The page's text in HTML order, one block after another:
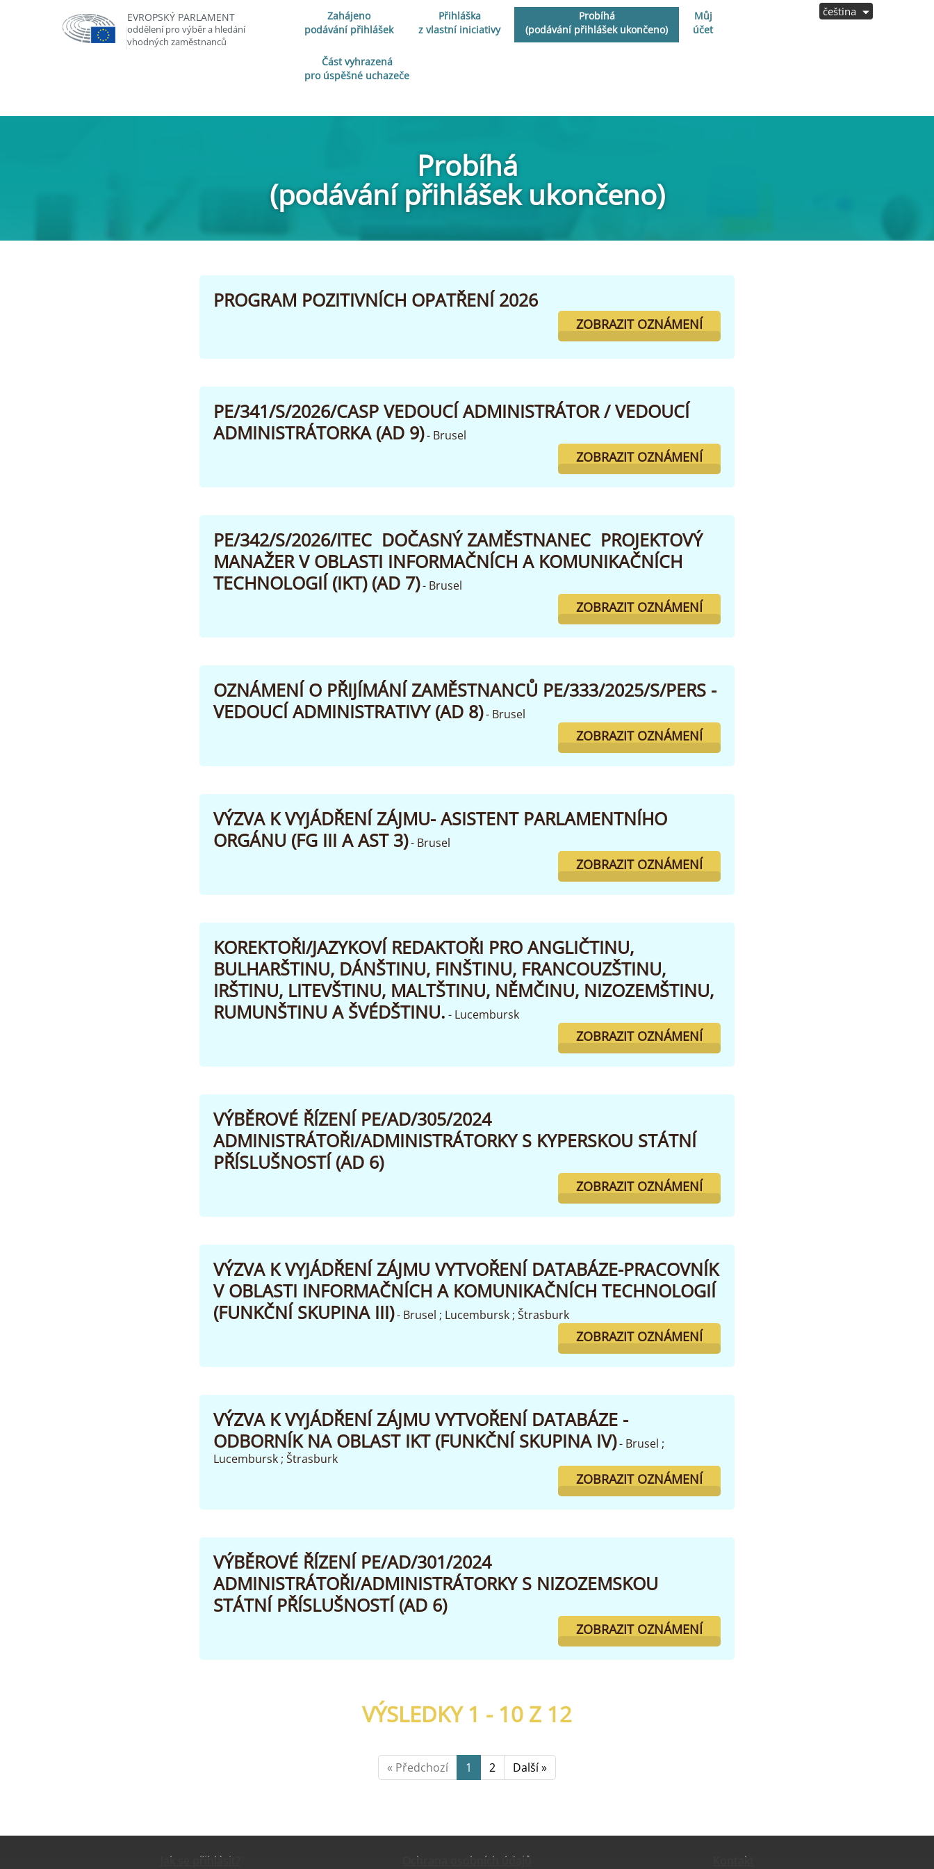
EVROPSKÝ PARLAMENT
oddělení pro výběr a hledání
vhodných zaměstnanců
Zahájeno
podávání přihlášek
Přihláška
z vlastní iniciativy
Probíhá
(podávání přihlášek ukončeno)
Můj
účet
Část vyhrazená
pro úspěšné uchazeče
čeština
Probíhá
(podávání přihlášek ukončeno)
PROGRAM POZITIVNÍCH OPATŘENÍ 2026
ZOBRAZIT OZNÁMENÍ
PE/341/S/2026/CASP VEDOUCÍ ADMINISTRÁTOR / VEDOUCÍ
ADMINISTRÁTORKA (AD 9)- Brusel
ZOBRAZIT OZNÁMENÍ
PE/342/S/2026/ITEC DOČASNÝ ZAMĚSTNANEC PROJEKTOVÝ
MANAŽER V OBLASTI INFORMAČNÍCH A KOMUNIKAČNÍCH
TECHNOLOGIÍ (IKT) (AD 7)- Brusel
ZOBRAZIT OZNÁMENÍ
OZNÁMENÍ O PŘIJÍMÁNÍ ZAMĚSTNANCŮ PE/333/2025/S/PERS -
VEDOUCÍ ADMINISTRATIVY (AD 8)- Brusel
ZOBRAZIT OZNÁMENÍ
VÝZVA K VYJÁDŘENÍ ZÁJMU- ASISTENT PARLAMENTNÍHO
ORGÁNU (FG III A AST 3)- Brusel
ZOBRAZIT OZNÁMENÍ
KOREKTOŘI/JAZYKOVÍ REDAKTOŘI PRO ANGLIČTINU,
BULHARŠTINU, DÁNŠTINU, FINŠTINU, FRANCOUZŠTINU,
IRŠTINU, LITEVŠTINU, MALTŠTINU, NĚMČINU, NIZOZEMŠTINU,
RUMUNŠTINU A ŠVÉDŠTINU. - Lucembursk
ZOBRAZIT OZNÁMENÍ
VÝBĚROVÉ ŘÍZENÍ PE/AD/305/2024
ADMINISTRÁTOŘI/ADMINISTRÁTORKY S KYPERSKOU STÁTNÍ
PŘÍSLUŠNOSTÍ (AD 6)
ZOBRAZIT OZNÁMENÍ
VÝZVA K VYJÁDŘENÍ ZÁJMU VYTVOŘENÍ DATABÁZE-PRACOVNÍK
V OBLASTI INFORMAČNÍCH A KOMUNIKAČNÍCH TECHNOLOGIÍ
(FUNKČNÍ SKUPINA III)- Brusel ; Lucembursk ; Štrasburk
ZOBRAZIT OZNÁMENÍ
VÝZVA K VYJÁDŘENÍ ZÁJMU VYTVOŘENÍ DATABÁZE -
ODBORNÍK NA OBLAST IKT (FUNKČNÍ SKUPINA IV)- Brusel ;
Lucembursk ; Štrasburk
ZOBRAZIT OZNÁMENÍ
VÝBĚROVÉ ŘÍZENÍ PE/AD/301/2024
ADMINISTRÁTOŘI/ADMINISTRÁTORKY S NIZOZEMSKOU
STÁTNÍ PŘÍSLUŠNOSTÍ (AD 6)
ZOBRAZIT OZNÁMENÍ
VÝSLEDKY 1 - 10 Z 12
« Předchozí 1 2 Další »
Jak se přihlásit? Ochrana osobních údajů Kontakt